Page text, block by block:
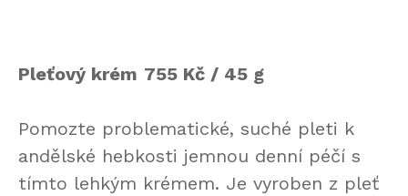
Pleťový krém 755 Kč / 45 g
Pomozte problematické, suché pleti k
andělské hebkosti jemnou denní péčí s
tímto lehkým krémem. Je vyroben z pleť